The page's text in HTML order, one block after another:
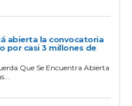
abierta la convocatoria
por casi 3 millones de
Que Se Encuentra Abierta